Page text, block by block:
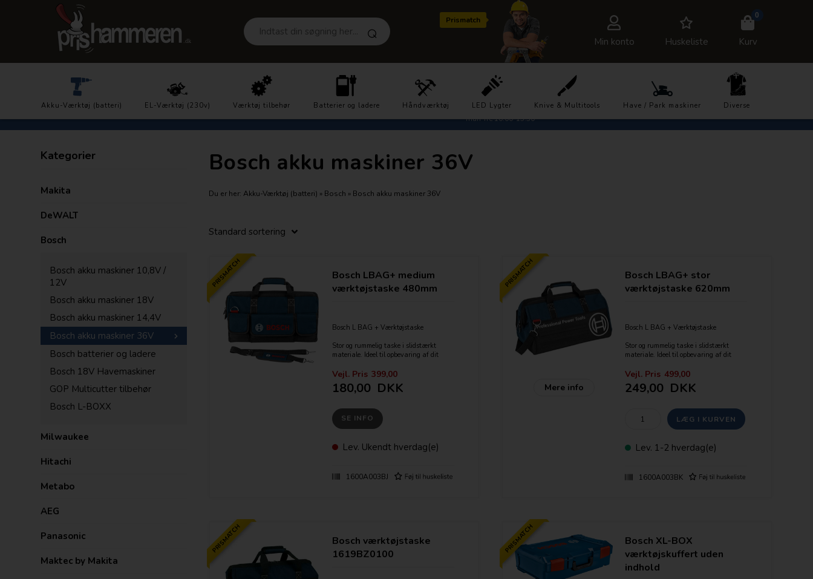
Prismatch
Min konto Huskeliste
0
Kurv
Akku-Værktøj (batteri) EL-Værktøj (230v) Værktøj tilbehør Batterier og ladere Håndværktøj LED Lygter Knive & Multitools Have / Park maskiner Diverse
Prisgaranti DK´s laveste priser Hurtig levering 1-3 dage Kundeservice 27217878
man-fre 10.00-15.30
Trustpilot
Kategorier
Makita
DeWALT
Bosch
Bosch akku maskiner 10,8V /
12V
Bosch akku maskiner 18V
Bosch akku maskiner 14,4V
Bosch akku maskiner 36V
Bosch batterier og ladere
Bosch 18V Havemaskiner
GOP Multicutter tilbehør
Bosch L-BOXX
Milwaukee
Hitachi
Metabo
AEG
Panasonic
Maktec by Makita
Bosch akku maskiner 36V
Du er her:Akku-Værktøj (batteri) » Bosch » Bosch akku maskiner 36V
PRISMATCH
Bosch LBAG+ medium
værktøjstaske 480mm
Bosch L BAG + Værktøjstaske
Stor og rummelig taske i slidstærkt
materiale. Ideel til opbevaring af dit
og bit.
Kan rumme 40L
Mål: 480mm x 300mm x 280mm
(L,B,H)
Vejl. Pris 399,00
180,00DKK
SE INFO
Lev. Ukendt hverdag(e)
1600A003BJ
PRISMATCH
Mere info
Bosch LBAG+ stor
værktøjstaske 620mm
Bosch L BAG + Værktøjstaske
Stor og rummelig taske i slidstærkt
materiale. Ideel til opbevaring af dit
og bit.
Kan rumme op til 10 x Bosch 10,8V
Bosch 36V enheder
Mål: 620mm x 460mm x 360mm
Vejl. Pris 499,00
249,00DKK
Lev. 1-2 hverdag(e)
1600A003BK
PRISMATCH
Bosch værktøjstaske
1619BZ0100
PRISMATCH
Bosch XL-BOX
værktøjskuffert uden
indhold